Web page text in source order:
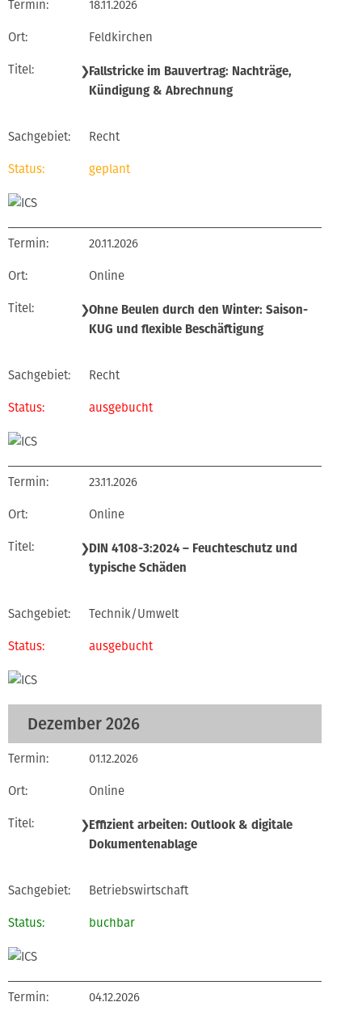
18.11.2026
Feldkirchen
❯Fallstricke im Bauvertrag: Nachträge,
Kündigung & Abrechnung
Recht
geplant
20.11.2026
Online
❯Ohne Beulen durch den Winter: Saison-
KUG und flexible Beschäftigung
Recht
ausgebucht
23.11.2026
Online
❯DIN 4108-3:2024 – Feuchteschutz und
typische Schäden
Technik/Umwelt
ausgebucht
Dezember 2026
01.12.2026
Online
❯Effizient arbeiten: Outlook & digitale
Dokumentenablage
Betriebswirtschaft
buchbar
04.12.2026